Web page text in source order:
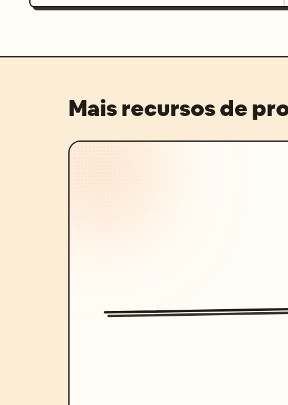
Mais recursos de